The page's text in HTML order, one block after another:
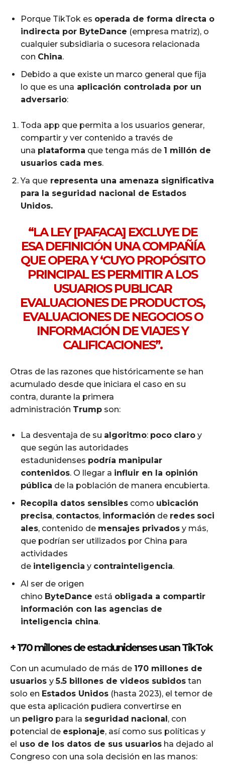
Porque TikTok es operada de forma directa o
indirecta por ByteDance (empresa matriz), o
cualquier subsidiaria o sucesora relacionada
con China.
Debido a que existe un marco general que fija
lo que es una aplicación controlada por un
adversario:
Toda app que permita a los usuarios generar,
compartir y ver contenido a través de
una plataforma que tenga más de 1 millón de
usuarios cada mes.
Ya que representa una amenaza significativa
para la seguridad nacional de Estados
Unidos.
“LA LEY [PAFACA] EXCLUYE DE
ESA DEFINICIÓN UNA COMPAÑÍA
QUE OPERA Y ‘CUYO PROPÓSITO
PRINCIPAL ES PERMITIR A LOS
USUARIOS PUBLICAR
EVALUACIONES DE PRODUCTOS,
EVALUACIONES DE NEGOCIOS O
INFORMACIÓN DE VIAJES Y
CALIFICACIONES”.
Otras de las razones que históricamente se han
acumulado desde que iniciara el caso en su
contra, durante la primera
administración Trump son:
La desventaja de su algoritmo: poco claro y
que según las autoridades
estadunidenses podría manipular
contenidos. O llegar a influir en la opinión
pública de la población de manera encubierta.
Recopila datos sensibles como ubicación
precisa, contactos, información de redes soci
ales, contenido de mensajes privados y más,
que podrían ser utilizados por China para
actividades
de inteligencia y contrainteligencia.
Al ser de origen
chino ByteDance está obligada a compartir
información con las agencias de
inteligencia china.
+ 170 millones de estadunidenses usan TikTok
Con un acumulado de más de 170 millones de
usuarios y5.5 billones de videos subidos tan
solo en Estados Unidos (hasta 2023), el temor de
que esta aplicación pudiera convertirse en
un peligro para la seguridad nacional , con
potencial de espionaje, así como sus políticas y
el uso de los datos de sus usuarios ha dejado al
Congreso con una sola decisión en las manos: